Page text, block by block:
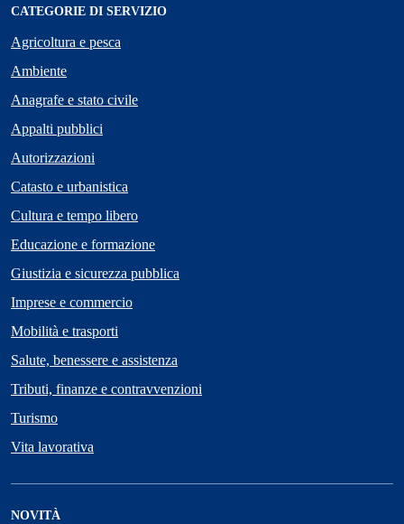
CATEGORIE DI SERVIZIO
Agricoltura e pesca
Ambiente
Anagrafe e stato civile
Appalti pubblici
Autorizzazioni
Catasto e urbanistica
Cultura e tempo libero
Educazione e formazione
Giustizia e sicurezza pubblica
Imprese e commercio
Mobilità e trasporti
Salute, benessere e assistenza
Tributi, finanze e contravvenzioni
Turismo
Vita lavorativa
NOVITÀ